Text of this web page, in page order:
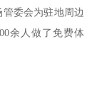
委会为驻地周边
余人做了免费体